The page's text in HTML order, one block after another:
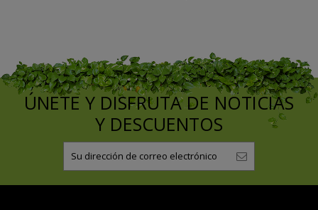
ÚNETE Y DISFRUTA DE NOTICIAS
Y DESCUENTOS